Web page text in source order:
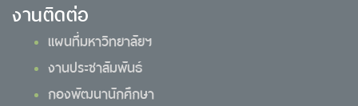
งานติดต่อ
แผนที่มหาวิทยาลัยฯ
งานประชาสัมพันธ์
กองพัฒนานักศึกษา